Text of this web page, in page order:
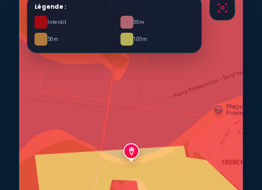
Légende :
Interdit 30m
50m 100m